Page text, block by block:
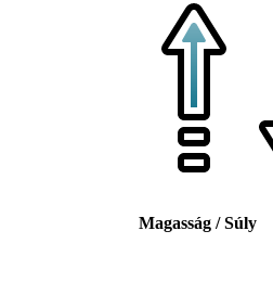
Magasság / Súly